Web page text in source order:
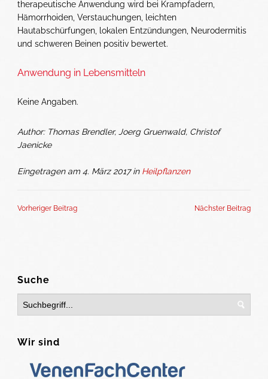
therapeutische Anwendung wird bei Krampfadern,
Hämorrhoiden, Verstauchungen, leichten
Hautabschürfungen, lokalen Entzündungen, Neurodermitis
und schweren Beinen positiv bewertet.
Anwendung in Lebensmitteln
Keine Angaben.
Author: Thomas Brendler, Joerg Gruenwald, Christof
Jaenicke
Eingetragen am 4. März 2017 in Heilpflanzen
Vorheriger Beitrag Nächster Beitrag
Suche
Wir sind